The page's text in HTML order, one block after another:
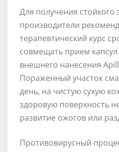
Для получения стойкого
производители
терапевтический курс
совмещать прием
внешнего нанесения
Пораженный участок
день, на чистую сухую
здоровую поверхность
развитие ожогов или
Противовирусный